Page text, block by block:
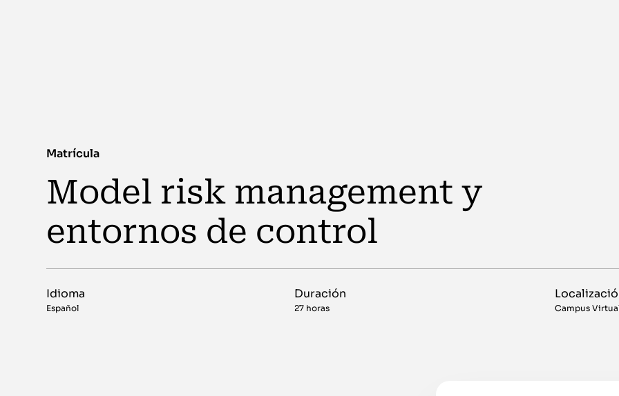
Matrícula
Model risk management y
entornos de control
Idioma
Español
Duración
27 horas Campus